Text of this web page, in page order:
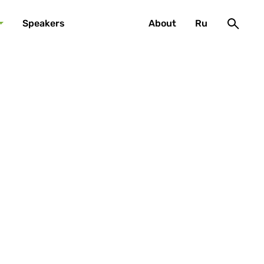
Speakers About Ru